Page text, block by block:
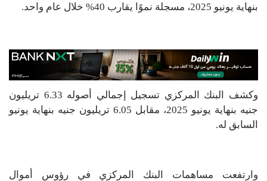
بنهاية يونيو 2025، مسجلة نموًا يقارب 40% خلال عام واحد.
وكشف البنك المركزي تسجيل إجمالي أصوله 6.33 تريليون
جنيه بنهاية يونيو 2025، مقابل 6.05 تريليون جنيه بنهاية يونيو
السابق له.
وارتفعت مساهمات البنك المركزي في رؤوس أموال